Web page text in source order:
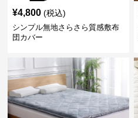
¥4,800 (税込)
シンプル無地さらさら質感敷布
団カバー